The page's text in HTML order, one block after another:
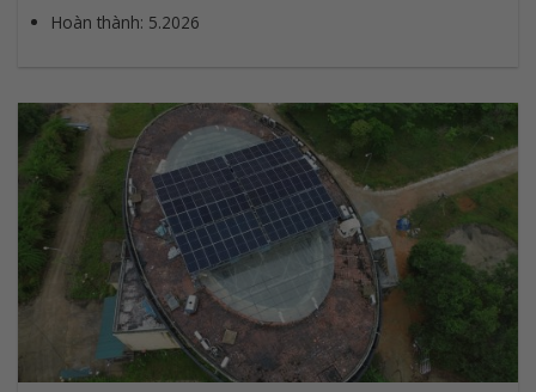
Hoàn thành: 5.2026